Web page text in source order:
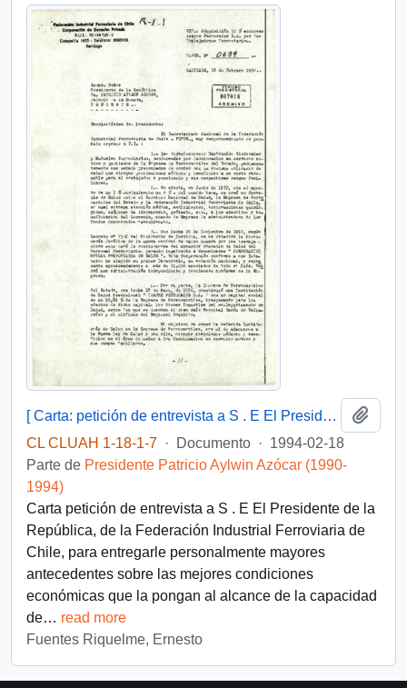
[ Carta: petición de entrevista a S . E El Presidente de la República, de la Federación Industrial Ferroviaria de Chile ]
CL CLUAH 1-18-1-7 · Documento · 1994-02-18
Parte de Presidente Patricio Aylwin Azócar (1990-
1994)
Carta petición de entrevista a S . E El Presidente de la
República, de la Federación Industrial Ferroviaria de
Chile, para entregarle personalmente mayores
antecedentes sobre las mejores condiciones
económicas que la pongan al alcance de la capacidad
de… read more
Fuentes Riquelme, Ernesto